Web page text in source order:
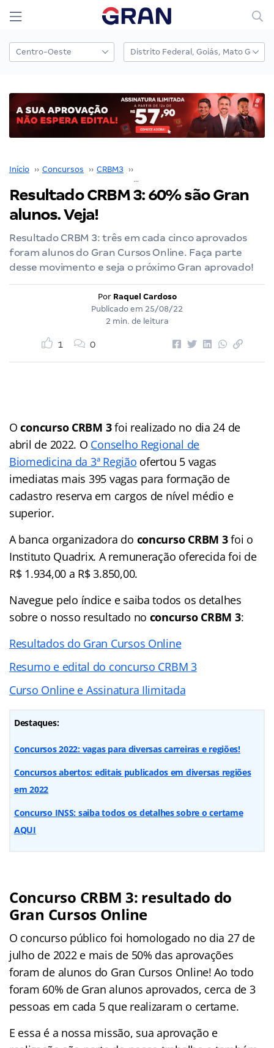
Início ›› Concursos ›› CRBM3 ››
Resultado CRBM 3: 60% são Gran
alunos. Veja!
Resultado CRBM 3: três em cada cinco aprovados
foram alunos do Gran Cursos Online. Faça parte
desse movimento e seja o próximo Gran aprovado!
Por Raquel Cardoso
Publicado em 25/08/22
2 min. de leitura
1 0
Oconcurso CRBM 3foi realizado no dia 24 de
abril de 2022. O Conselho Regional de
Biomedicina da 3ª Região ofertou 5 vagas
imediatas mais 395 vagas para formação de
cadastro reserva em cargos de nível médio e
superior.
A banca organizadora do concurso CRBM 3foi o
Instituto Quadrix. A remuneração oferecida foi de
R$ 1.934,00 a R$ 3.850,00.
Navegue pelo índicee saiba todos os detalhes
sobre o nosso resultado no concurso CRBM 3:
Resultados do Gran Cursos Online
Resumo e edital do concurso CRBM 3
Curso Online e Assinatura Ilimitada
Destaques:
Concursos 2022: vagas para diversas carreiras e regiões!
Concursos abertos: editais publicados em diversas regiões
em 2022
Concurso INSS: saiba todos os detalhes sobre o certame
AQUI
Concurso CRBM 3: resultado do
Gran Cursos Online
O concurso público foi homologado no dia 27 de
julho de 2022 e mais de 50% das aprovações
foram de alunos do Gran Cursos Online! Ao todo
foram 60% de Gran alunos aprovados, cerca de 3
pessoas em cada 5 que realizaram o certame.
E essa é a nossa missão, sua aprovação e